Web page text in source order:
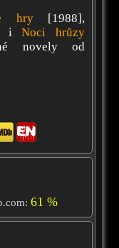
hry[1988],
iNoci hrůzy
novely od
61 %